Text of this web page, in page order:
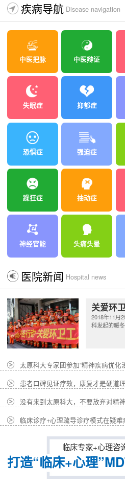
疾病导航 Disease navigation
中医把脉 中医辩证
失眠症 抑郁症
恐惧症 强迫症
躁狂症 抽动症
神经官能 头痛头晕
医院新闻 Hospital news
关爱环
2018年11月
科发起的暖
太原科大专家团参加“精神疾病优化
患者口碑见证疗效，康复才是硬道理
没有来到太原科大，不要放弃对精
临床诊疗+心理疏导诊疗模式在疑
临床专家+心理咨
打造“临床+心理